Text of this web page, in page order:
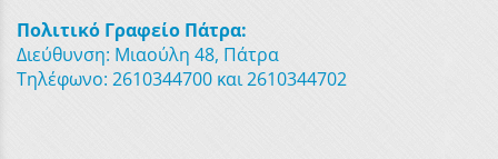
Πολιτικό Γραφείο Πάτρα:
Διεύθυνση: Μιαούλη 48, Πάτρα
Τηλέφωνο: 2610344700 και 2610344702